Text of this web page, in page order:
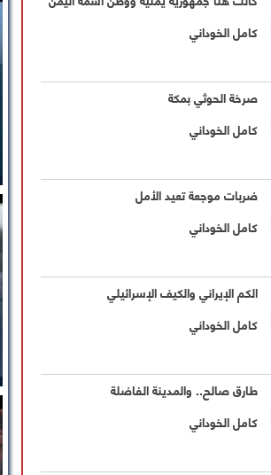
كامل الخوداني
‏صرخة الحوثي بمكة
كامل الخوداني
ضربات موجعة تعيد الأمل
كامل الخوداني
الكم الإيراني والكيف الإسرائيلي
كامل الخوداني
طارق صالح.. والمدينة الفاضلة
كامل الخوداني